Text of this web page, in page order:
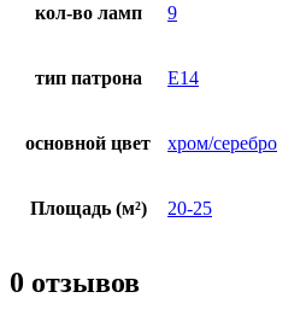
кол-во ламп 9
тип патрона E14
основной цвет хром/серебро
Площадь (м²) 20-25
0 отзывов